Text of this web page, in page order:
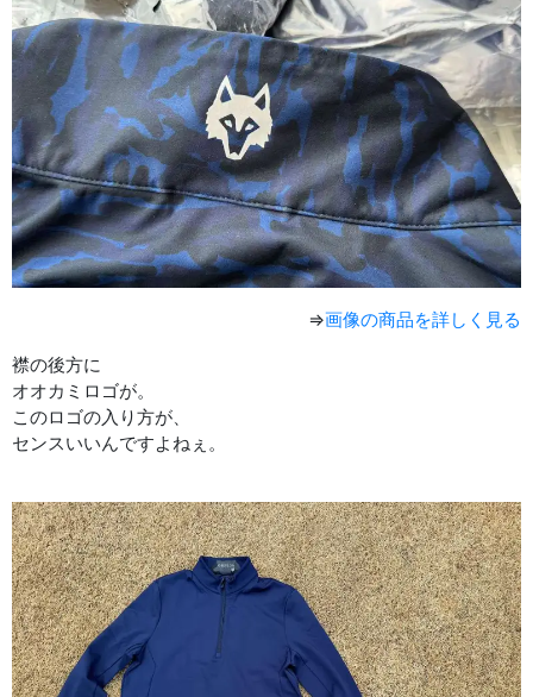
⇒画像の商品を詳しく見る
襟の後方に
オオカミロゴが。
このロゴの入り方が、
センスいいんですよねぇ。